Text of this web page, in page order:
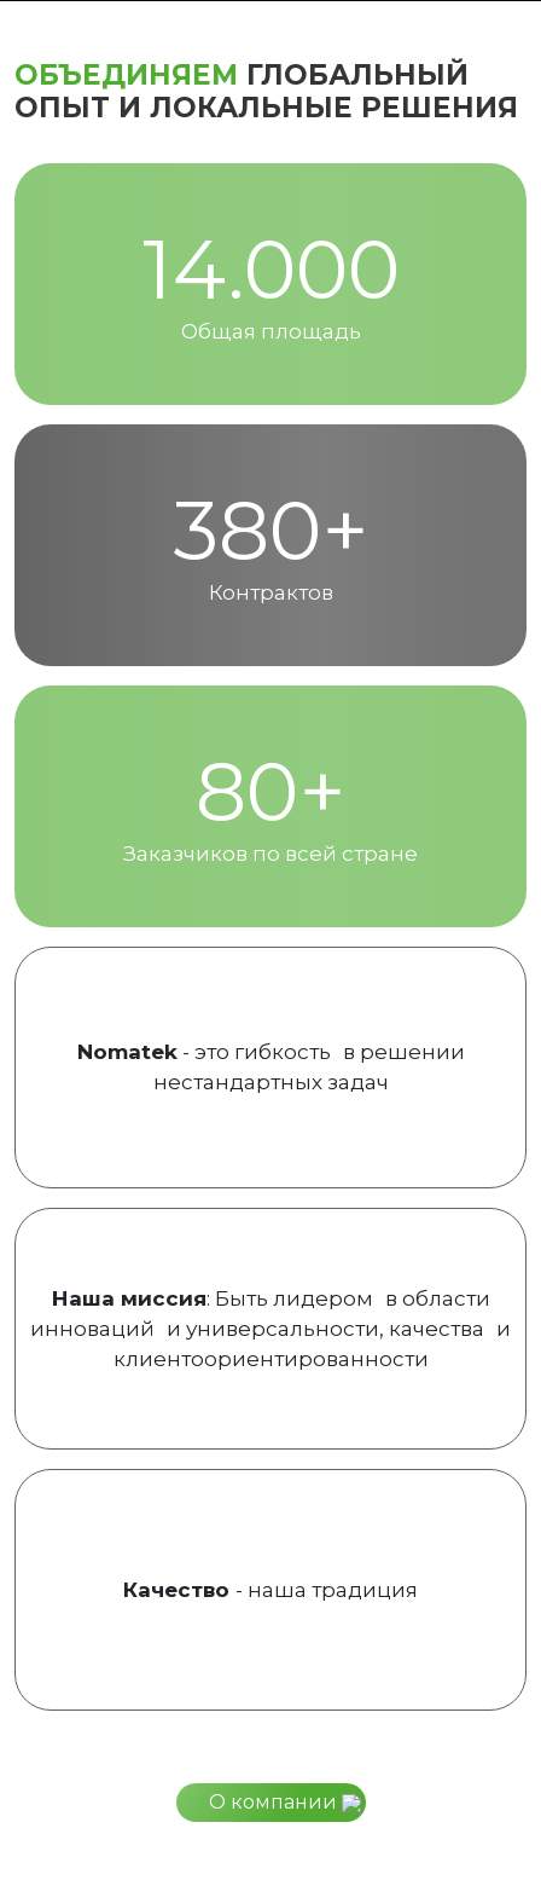
ОБЪЕДИНЯЕМ ГЛОБАЛЬНЫЙ
ОПЫТ И ЛОКАЛЬНЫЕ РЕШЕНИЯ
14.000
Общая площадь
380+
Контрактов
80+
Заказчиков по всей стране
Nomatek- это гибкость в решении
нестандартных задач
Наша миссия: Быть лидером в области
инноваций и универсальности, качества и
клиентоориентированности
Качество - наша традиция
О компании